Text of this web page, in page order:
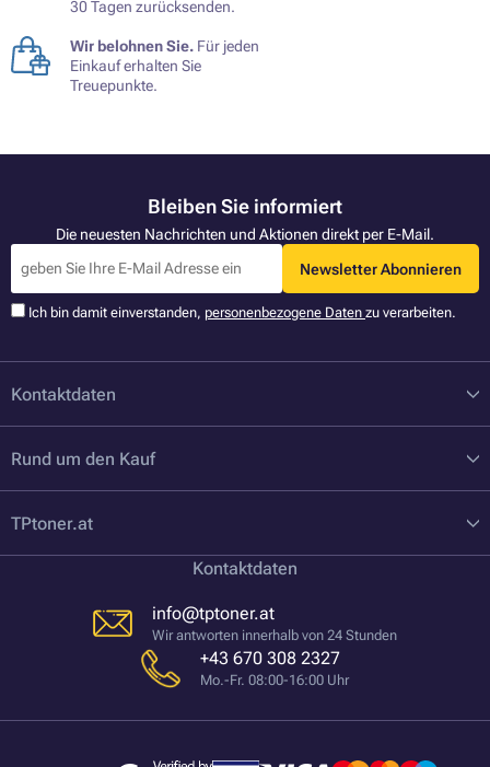
30 Tagen zurücksenden.
Wir belohnen Sie. Für jeden
Einkauf erhalten Sie
Treuepunkte.
Bleiben Sie informiert
Die neuesten Nachrichten und Aktionen direkt per E-Mail.
Newsletter Abonnieren
Ich bin damit einverstanden, personenbezogene Daten zu verarbeiten.
Kontaktdaten
Rund um den Kauf
TPtoner.at
Kontaktdaten
info@tptoner.at
Wir antworten innerhalb von 24 Stunden
+43 670 308 2327
Mo.-Fr. 08:00-16:00 Uhr